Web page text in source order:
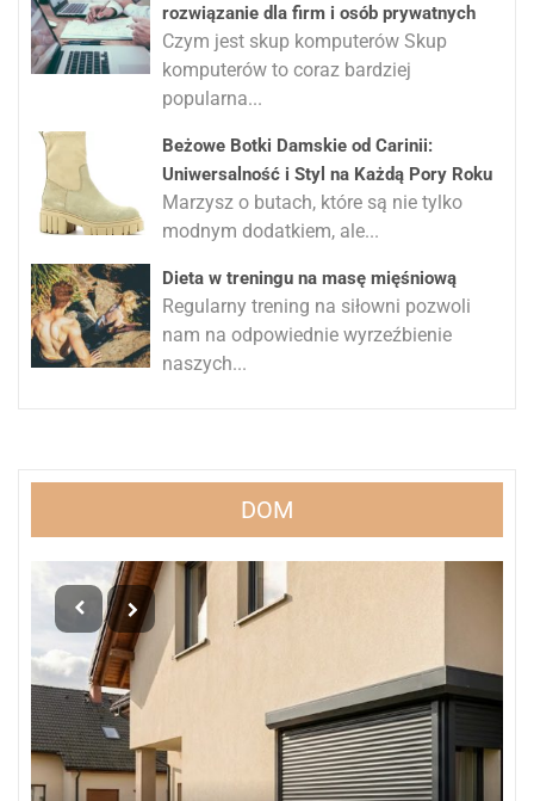
rozwiązanie dla firm i osób prywatnych
Czym jest skup komputerów Skup
komputerów to coraz bardziej
popularna...
Beżowe Botki Damskie od Carinii:
Uniwersalność i Styl na Każdą Pory Roku
Marzysz o butach, które są nie tylko
modnym dodatkiem, ale...
Dieta w treningu na masę mięśniową
Regularny trening na siłowni pozwoli
nam na odpowiednie wyrzeźbienie
naszych...
DOM